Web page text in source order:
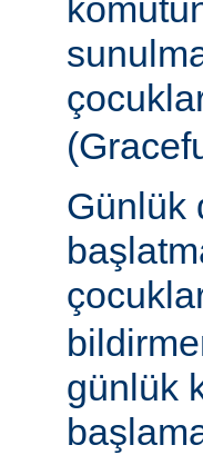
Günlük
günlük